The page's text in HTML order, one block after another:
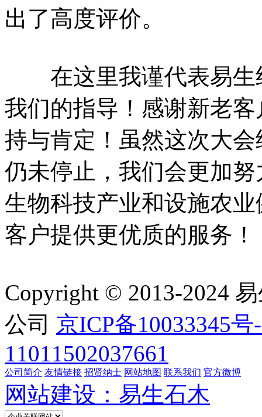
出了高度评价。
在这里我谨代表易生
我们的指导！感谢新老
持与肯定！虽然这次大
仍未停止，我们会更加
生物科技产业和设施农
客户提供更优质的服务！
Copyright © 2013-2024
公司 京ICP备10033345号
11011502037661
公司简介 友情链接 招贤纳士 网站地图 联系我们 官方微博
网站建设：易生石木